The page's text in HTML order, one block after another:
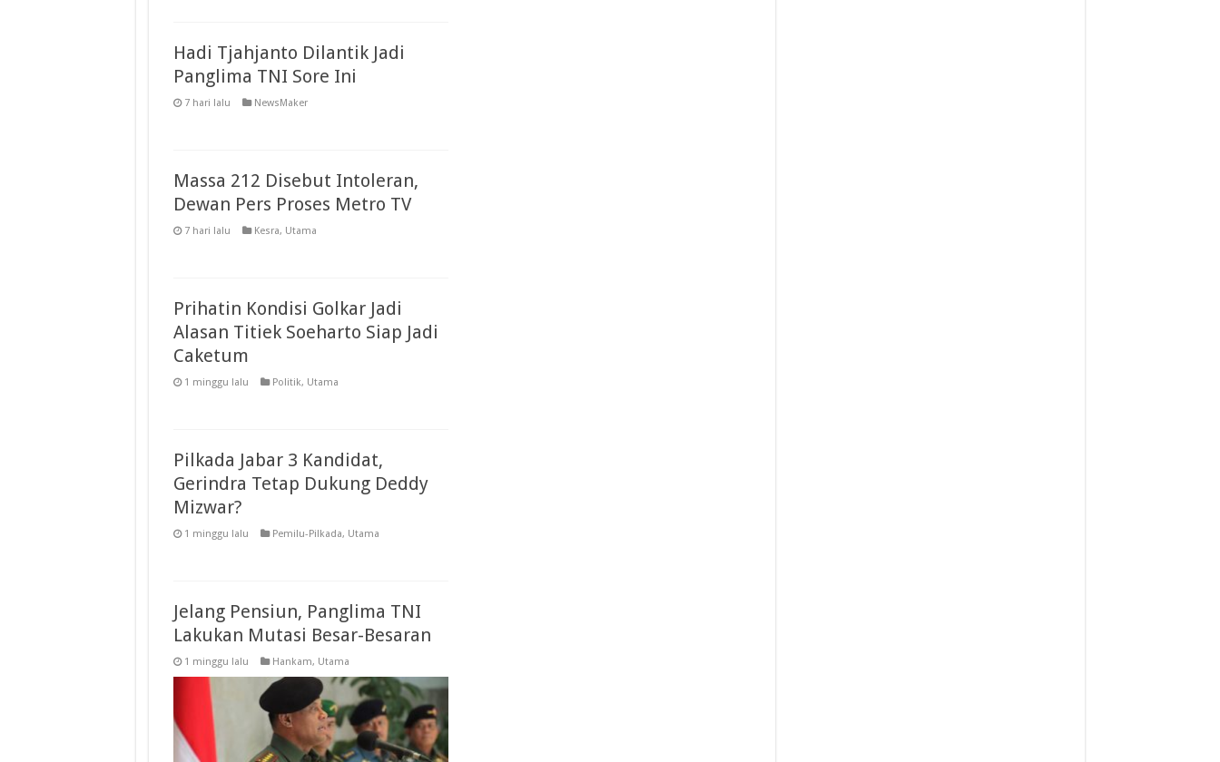
Hadi Tjahjanto Dilantik Jadi
Panglima TNI Sore Ini
7 hari lalu NewsMaker
Massa 212 Disebut Intoleran,
Dewan Pers Proses Metro TV
7 hari lalu Kesra, Utama
Prihatin Kondisi Golkar Jadi
Alasan Titiek Soeharto Siap Jadi
Caketum
1 minggu lalu Politik, Utama
Pilkada Jabar 3 Kandidat,
Gerindra Tetap Dukung Deddy
Mizwar?
1 minggu lalu Pemilu-Pilkada, Utama
Jelang Pensiun, Panglima TNI
Lakukan Mutasi Besar-Besaran
1 minggu lalu Hankam, Utama